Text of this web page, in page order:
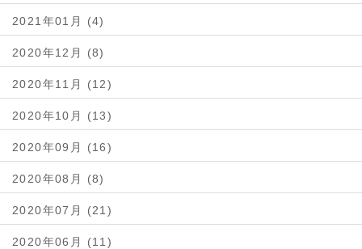
2021年01月 (4)
2020年12月 (8)
2020年11月 (12)
2020年10月 (13)
2020年09月 (16)
2020年08月 (8)
2020年07月 (21)
2020年06月 (11)